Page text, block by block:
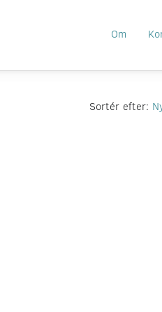
Om
Sortér efter: